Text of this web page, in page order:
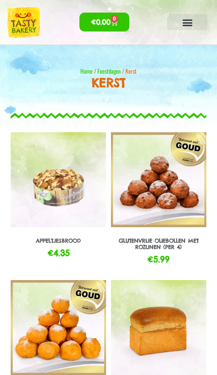
€0.00 0
Home/Feestdagen/ Kerst
KERST
APPELTJESBROOD
€4.35
GLUTENVRIJE OLIEBOLLEN MET
ROZIJNEN (PER 4)
€5.99